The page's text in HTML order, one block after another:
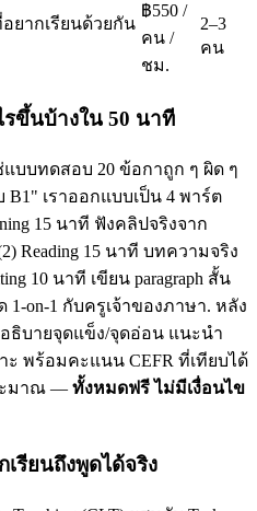
ยากเรียนด้วยกัน
฿550 /
คน /
ชม.
2–3
คน
รขึ้นบ้างใน 50 นาที
แบบทดสอบ 20 ข้อกาถูก ๆ ผิด ๆ
เราออกแบบเป็น 4 พาร์ต
15 นาที ฟังคลิปจริงจาก
Reading 15 นาที บทความจริง
10 นาที เขียน paragraph สั้น
1-on-1 กับครูเจ้าของภาษา. หลัง
ธิบายจุดแข็ง/จุดอ่อน แนะนำ
พร้อมคะแนน CEFR ที่เทียบได้
ะมาณ — ทั้งหมดฟรี ไม่มีเงื่อนไข
รียนถึงพูดได้จริง